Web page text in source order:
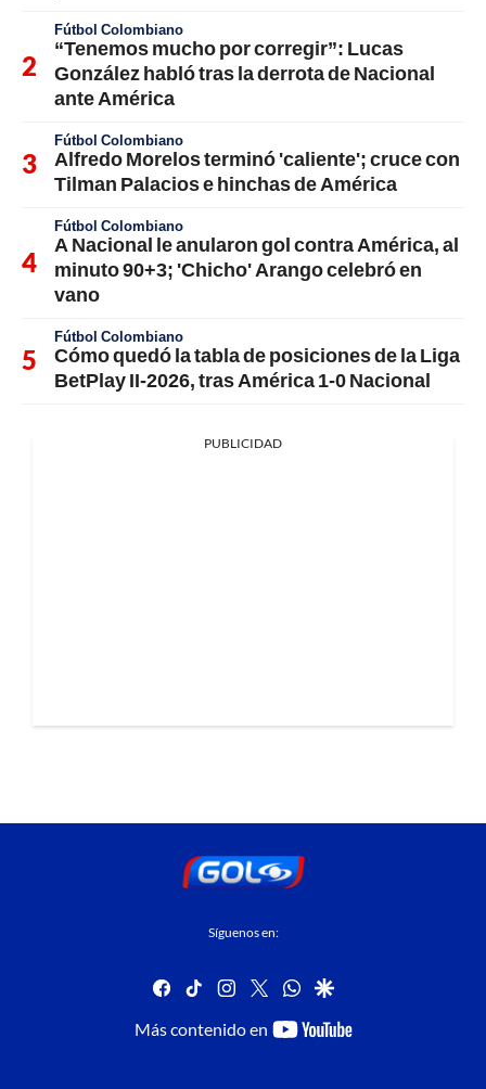
Fútbol Colombiano
“Tenemos mucho por corregir”: Lucas
González habló tras la derrota de Nacional
ante América
Fútbol Colombiano
Alfredo Morelos terminó 'caliente'; cruce con
Tilman Palacios e hinchas de América
Fútbol Colombiano
A Nacional le anularon gol contra América, al
minuto 90+3; 'Chicho' Arango celebró en
vano
Fútbol Colombiano
Cómo quedó la tabla de posiciones de la Liga
BetPlay II-2026, tras América 1-0 Nacional
PUBLICIDAD
Síguenos en:
facebook
tiktok instagram
twitterwhatsapp
google
Más contenido en
youtube-